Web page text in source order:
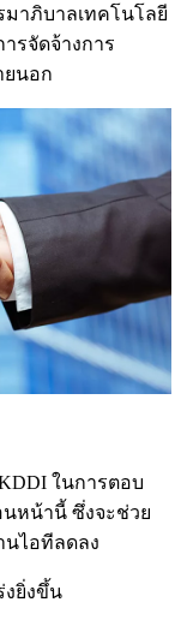
าภิบาลเทคโนโลยี
ารจัดจ้างการ
ยนอก
ในการตอบ
หน้านี้ ซึ่งจะช่วย
ไอทีลดลง
ยิ่งขึ้น